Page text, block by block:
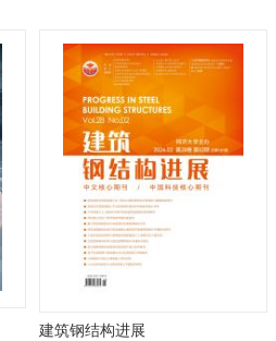
建筑钢结构进展